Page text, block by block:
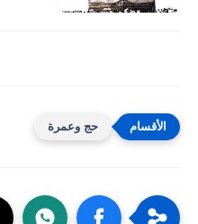
حج وعمرة